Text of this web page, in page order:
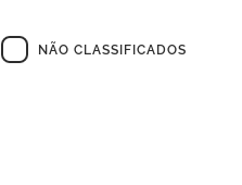
NÃO CLASSIFICADOS